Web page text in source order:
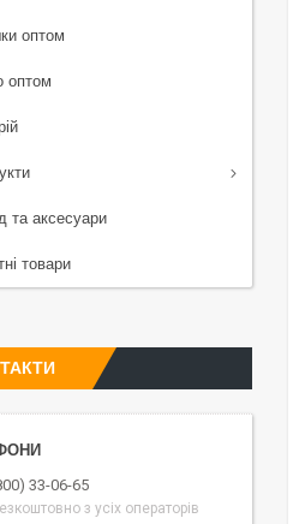
оптом
оптом
та аксесуари
товари
33-06-65
з усіх операторів